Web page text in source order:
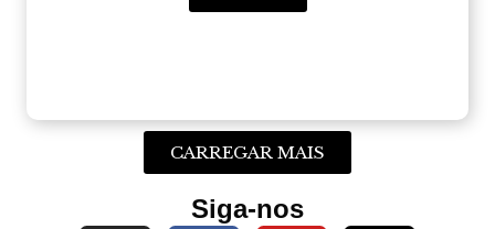
CARREGAR MAIS
Siga-nos